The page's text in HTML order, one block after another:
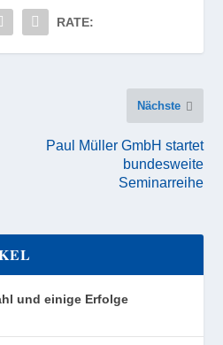
RATE:
Nächste
Paul Müller GmbH startet
bundesweite
Seminarreihe
und einige Erfolge